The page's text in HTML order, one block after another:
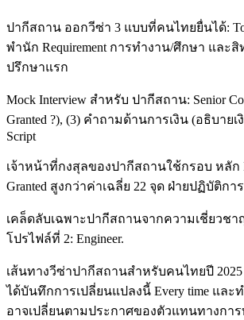
ปากีสถาน ออกวีซ่า 3 แบบที่คนไทยยื่นได้:
พำนัก Requirement การทำงาน/ศึกษา และ
ปรึกษาแรก
Mock Interview สำหรับ ปากีสถาน: Senior
Granted ?), (3) คำถามด้านการเงิน (อธิบา
Script
เจ้าหน้าที่กงสุลของปากีสถานใช้กรอบ หลัก
Granted สูงกว่าค่าเฉลี่ย 22 จุด ฝ่ายปฏิบัติก
เคล็ดลับเฉพาะปากีสถานจากความเชี่ยวชาญ
โปรไฟล์ที่ 2: Engineer.
เส้นทางวีซ่าปากีสถานสำหรับคนไทยปี 2025
ได้บันทึกการเปลี่ยนแปลงนี้ Every time และท
อาจเปลี่ยนตามประกาศของตัวแทนทางการ